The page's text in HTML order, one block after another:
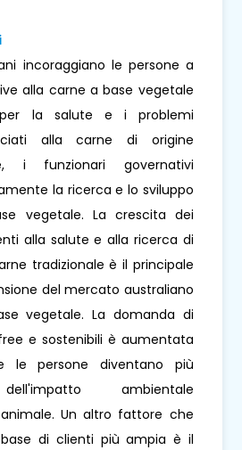
incoraggiano le persone a
alla carne a base vegetale
la salute e i problemi
alla carne di origine
i funzionari governativi
la ricerca e lo sviluppo
vegetale. La crescita dei
alla salute e alla ricerca di
tradizionale è il principale
del mercato australiano
vegetale. La domanda di
e sostenibili è aumentata
le persone diventano più
ambientale
Un altro fattore che
di clienti più ampia è il